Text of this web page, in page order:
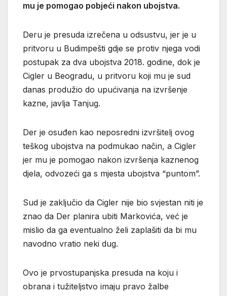
mu je pomogao pobjeći nakon ubojstva.
Deru je presuda izrečena u odsustvu, jer je u
pritvoru u Budimpešti gdje se protiv njega vodi
postupak za dva ubojstva 2018. godine, dok je
Cigler u Beogradu, u pritvoru koji mu je sud
danas produžio do upućivanja na izvršenje
kazne, javlja Tanjug.
Der je osuđen kao neposredni izvršitelj ovog
teškog ubojstva na podmukao način, a Cigler
jer mu je pomogao nakon izvršenja kaznenog
djela, odvozeći ga s mjesta ubojstva “puntom”.
Sud je zaključio da Cigler nije bio svjestan niti je
znao da Der planira ubiti Markovića, već je
mislio da ga eventualno želi zaplašiti da bi mu
navodno vratio neki dug.
Ovo je prvostupanjska presuda na koju i
obrana i tužiteljstvo imaju pravo žalbe